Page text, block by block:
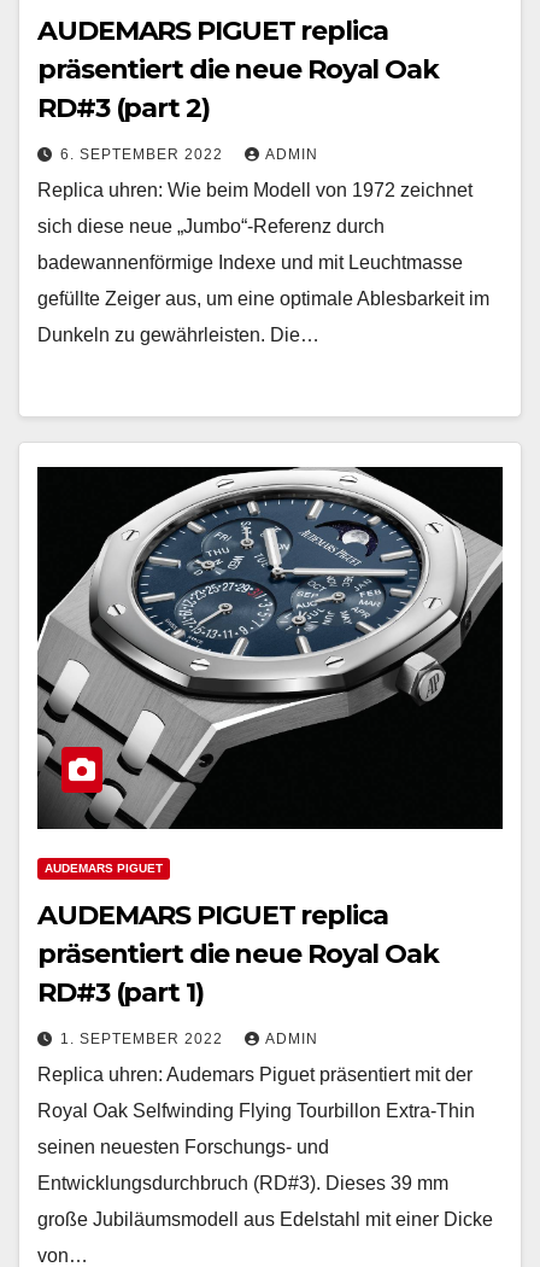
AUDEMARS PIGUET replica
präsentiert die neue Royal Oak
RD#3 (part 2)
6. SEPTEMBER 2022 ADMIN
Replica uhren: Wie beim Modell von 1972 zeichnet
sich diese neue „Jumbo“-Referenz durch
badewannenförmige Indexe und mit Leuchtmasse
gefüllte Zeiger aus, um eine optimale Ablesbarkeit im
Dunkeln zu gewährleisten. Die…
AUDEMARS PIGUET
AUDEMARS PIGUET replica
präsentiert die neue Royal Oak
RD#3 (part 1)
1. SEPTEMBER 2022 ADMIN
Replica uhren: Audemars Piguet präsentiert mit der
Royal Oak Selfwinding Flying Tourbillon Extra-Thin
seinen neuesten Forschungs- und
Entwicklungsdurchbruch (RD#3). Dieses 39 mm
große Jubiläumsmodell aus Edelstahl mit einer Dicke
von…